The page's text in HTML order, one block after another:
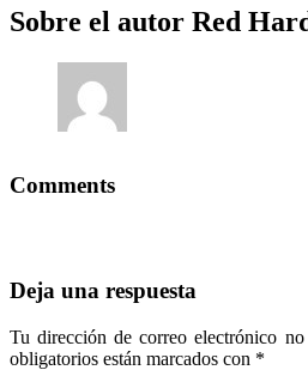
Sobre el autor Red
Comments
Deja una respuesta
Tu dirección de correo electrónico no
obligatorios están marcados con *